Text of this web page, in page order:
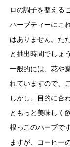
ロの調子を整える
ハーブティーにこ
はありません。た
と抽出時間でしょう
一般的には、花や
れていますので、
しかし、目的に合
ともっと美味しく
根っこのハーブで
ますが、コーヒー